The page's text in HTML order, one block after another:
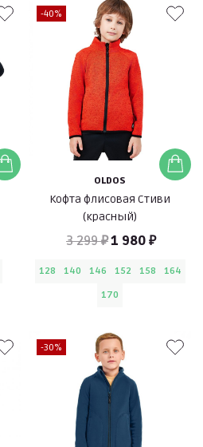
-40%
OLDOS
Кофта флисовая Стиви
(красный)
3 299 ₽1 980 ₽
128 140 146 152 158
164
170
-30%